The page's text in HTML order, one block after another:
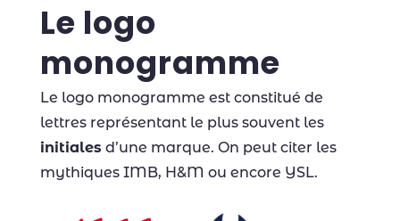
Le logo
monogramme
Le logo monogramme est constitué de
lettres représentant le plus souvent les
initiales d’une marque. On peut citer les
mythiques IMB, H&M ou encore YSL.